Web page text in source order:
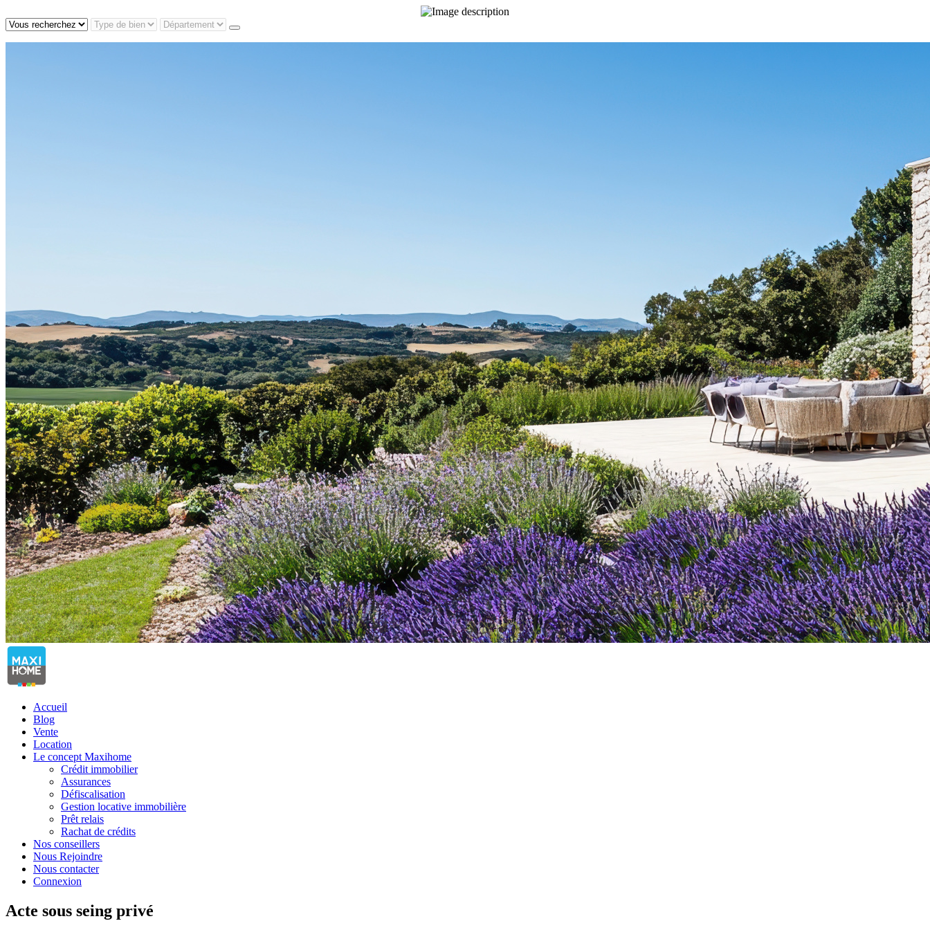
Accueil
Blog
Vente
Location
Le concept Maxihome
Crédit immobilier
Assurances
Défiscalisation
Gestion locative immobilière
Prêt relais
Rachat de crédits
Nos conseillers
Nous Rejoindre
Nous contacter
Connexion
Acte sous seing privé